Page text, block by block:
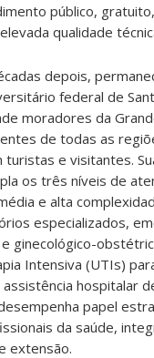
público, gratuito,
qualidade
depois,
federal de
moradores da
de todas as
e visitantes.
os três níveis de
e alta
especializados,
ginecológico-
Intensiva (UTIs)
assistência hospitalar
papel
da saúde,
extensão.